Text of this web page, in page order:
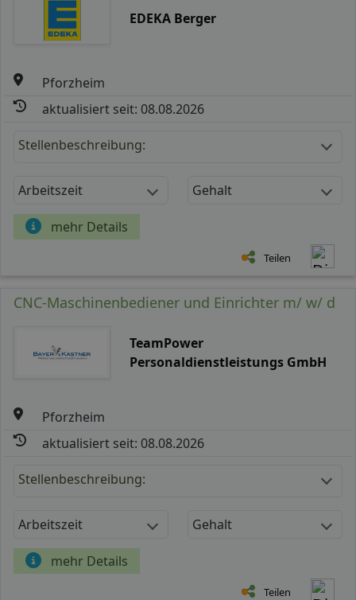
EDEKA Berger
Pforzheim
aktualisiert seit: 08.08.2026
Stellenbeschreibung:
Arbeitszeit Gehalt
mehr Details
Teilen
CNC-Maschinenbediener und Einrichter m/ w/ d
TeamPower
Personaldienstleistungs GmbH
Pforzheim
aktualisiert seit: 08.08.2026
Stellenbeschreibung:
Arbeitszeit Gehalt
mehr Details
Teilen